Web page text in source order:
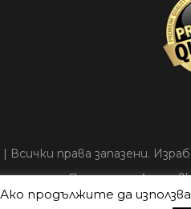
| Всички права запазени.
данни Плащане
продължите да